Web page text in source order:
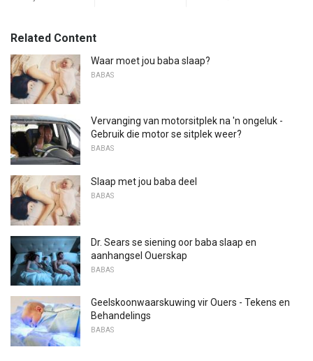
Related Content
Waar moet jou baba slaap?
BABAS
Vervanging van motorsitplek na 'n ongeluk -
Gebruik die motor se sitplek weer?
BABAS
Slaap met jou baba deel
BABAS
Dr. Sears se siening oor baba slaap en
aanhangsel Ouerskap
BABAS
Geelskoonwaarskuwing vir Ouers - Tekens en
Behandelings
BABAS